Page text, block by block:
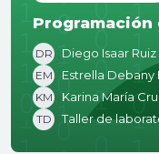
Programación
DR Diego Isaar
EM Estrella Debany
KM Karina María
TD Taller de